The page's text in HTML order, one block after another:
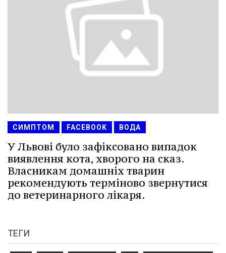
СИМПТОМ FACEBOOK ВОДА
У Львові було зафіксовано випадок
виявлення кота, хворого на сказ.
Власникам домашніх тварин
рекомендують терміново звернутися
до ветеринарного лікаря.
ТЕГИ